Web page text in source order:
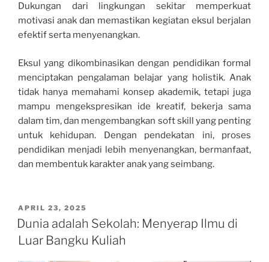
Dukungan dari lingkungan sekitar memperkuat
motivasi anak dan memastikan kegiatan eksul berjalan
efektif serta menyenangkan.
Eksul yang dikombinasikan dengan pendidikan formal
menciptakan pengalaman belajar yang holistik. Anak
tidak hanya memahami konsep akademik, tetapi juga
mampu mengekspresikan ide kreatif, bekerja sama
dalam tim, dan mengembangkan soft skill yang penting
untuk kehidupan. Dengan pendekatan ini, proses
pendidikan menjadi lebih menyenangkan, bermanfaat,
dan membentuk karakter anak yang seimbang.
POSTED
ON
APRIL 23, 2025
Dunia adalah Sekolah: Menyerap Ilmu di
Luar Bangku Kuliah